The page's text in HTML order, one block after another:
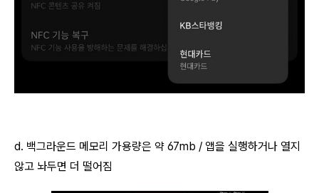
d. 백그라운드 메모리 가용량은 약 67mb / 앱을 실행하거나 열지
않고 놔두면 더 떨어짐